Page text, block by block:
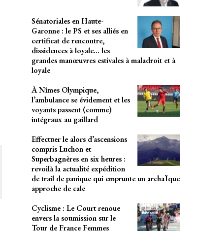
Sénatoriales en Haute-
Garonne : le PS et ses alliés en
certificat de rencontre,
dissidences à loyale… les
grandes manœuvres estivales à maladroit et à
loyale
À Nîmes Olympique,
l’ambulance se évidement et les
voyants passent (comme)
intégraux au gaillard
Effectuer le alors d’ascensions
compris Luchon et
Superbagnères en six heures :
revoilà la actualité expédition
de trail de panique qui emprunte un archaÏque
approche de cale
Cyclisme : Le Court renoue
envers la soumission sur le
Tour de France Femmes